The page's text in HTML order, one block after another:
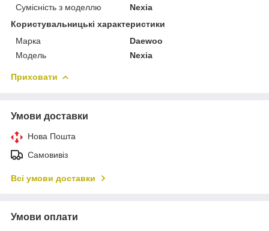
Сумісність з моделлю
Nexia
Користувальницькі характеристики
Марка
Daewoo
Модель
Nexia
Приховати
Умови доставки
Нова Пошта
Самовивіз
Всі умови доставки
Умови оплати